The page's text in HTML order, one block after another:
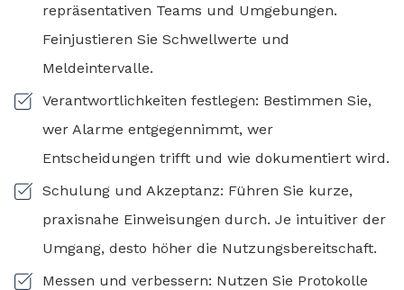
repräsentativen Teams und Umgebungen.
Feinjustieren Sie Schwellwerte und
Meldeintervalle.
Verantwortlichkeiten festlegen: Bestimmen Sie,
wer Alarme entgegennimmt, wer
Entscheidungen trifft und wie dokumentiert wird.
Schulung und Akzeptanz: Führen Sie kurze,
praxisnahe Einweisungen durch. Je intuitiver der
Umgang, desto höher die Nutzungsbereitschaft.
Messen und verbessern: Nutzen Sie Protokolle